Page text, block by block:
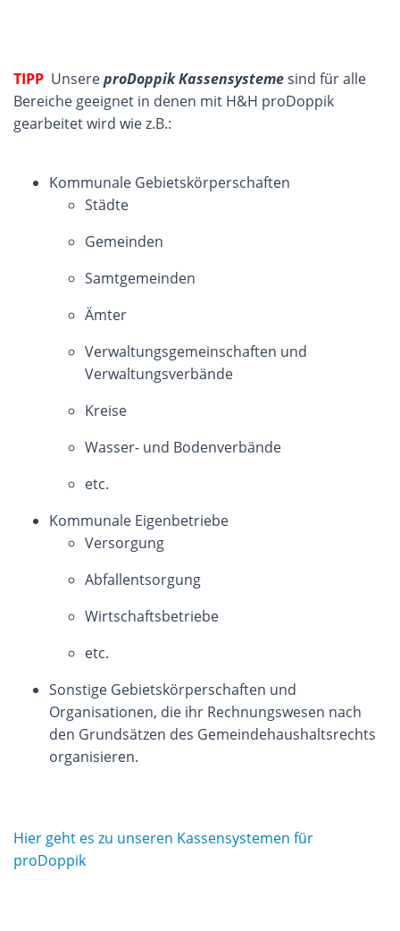
TIPP UnsereproDoppik Kassensystemesind für alle
Bereiche geeignet in denen mit H&H proDoppik
gearbeitet wird wie z.B.:
Kommunale Gebietskörperschaften
Städte
Gemeinden
Samtgemeinden
Ämter
Verwaltungsgemeinschaften und
Verwaltungsverbände
Kreise
Wasser- und Bodenverbände
etc.
Kommunale Eigenbetriebe
Versorgung
Abfallentsorgung
Wirtschaftsbetriebe
etc.
Sonstige Gebietskörperschaften und
Organisationen, die ihr Rechnungswesen nach
den Grundsätzen des Gemeindehaushaltsrechts
organisieren.
Hier geht es zu unseren Kassensystemen für
proDoppik